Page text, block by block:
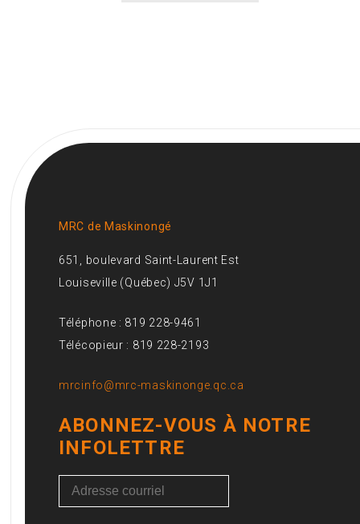
MRC de Maskinongé
651, boulevard Saint-Laurent Est
Louiseville (Québec) J5V 1J1
Téléphone : 819 228-9461
Télécopieur : 819 228-2193
mrcinfo@mrc-maskinonge.qc.ca
ABONNEZ-VOUS À NOTRE
INFOLETTRE